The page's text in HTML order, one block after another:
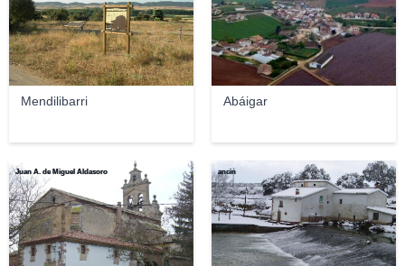
Mendilibarri Abáigar
Juan A. de Miguel Aldasoro ancin